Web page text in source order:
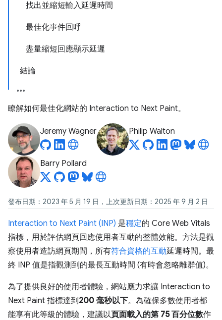
找出並縮短輸入延遲時間
最佳化事件回呼
盡量縮短回應顯示延遲
結論
瞭解如何最佳化網站的 Interaction to Next Paint。
Jeremy Wagner Philip Walton
Barry Pollard
發布日期：2023 年 5 月 19 日，上次更新日期：2025 年 9 月 2 日
Interaction to Next Paint (INP) 是穩定的 Core Web Vitals
指標，用於評估網頁回應使用者互動的整體效能。方法是觀
察使用者造訪網頁期間，所有符合資格的互動延遲時間。最
終 INP 值是指觀測到的最長互動時間 (有時會忽略離群值)。
為了提供良好的使用者體驗，網站應力求讓 Interaction to
Next Paint 指標達到200 毫秒以下。為確保多數使用者都
能享有此等級的體驗，建議以頁面載入的第 75 百分位數作